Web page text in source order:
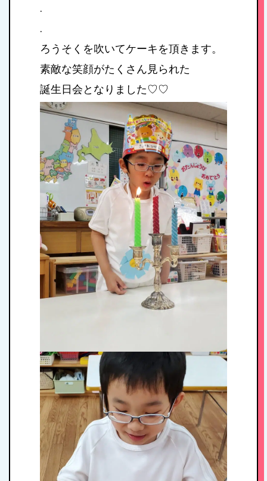
入園案内
アクセス
お問い合わせ
病児保育について
.
.
ろうそくを吹いてケーキを頂きます。
素敵な笑顔がたくさん見られた
誕生日会となりました♡♡